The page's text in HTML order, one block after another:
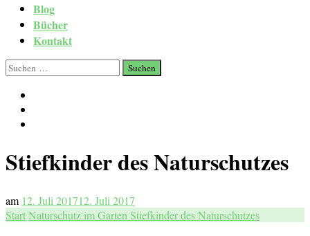
Blog
Bücher
Kontakt
Suchen
nach:
Stiefkinder des Naturschutzes
am 12. Juli 201712. Juli 2017
StartNaturschutz im Garten Stiefkinder des Naturschutzes